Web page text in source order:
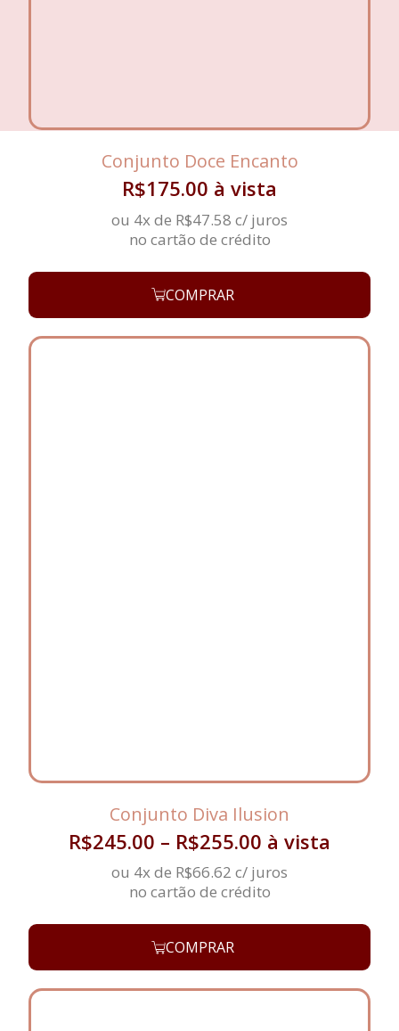
Conjunto Doce Encanto
R$175.00 à vista
ou 4x de R$47.58 c/ juros
no cartão de crédito
COMPRAR
Conjunto Diva Ilusion
R$245.00 – R$255.00 à vista
ou 4x de R$66.62 c/ juros
no cartão de crédito
COMPRAR